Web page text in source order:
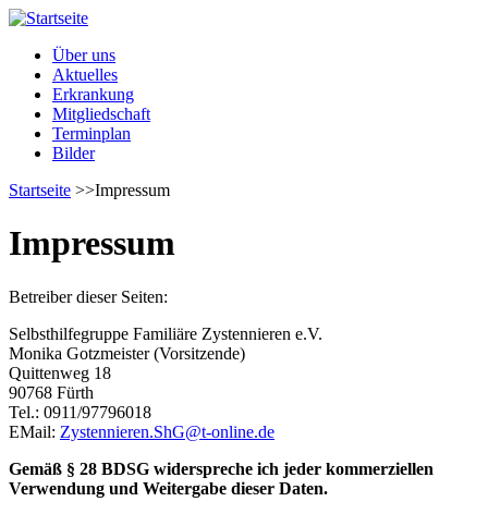
Direkt zum Inhalt
Über uns
Aktuelles
Erkrankung
Mitgliedschaft
Terminplan
Bilder
Startseite >>Impressum
Impressum
Betreiber dieser Seiten:
Selbsthilfegruppe Familiäre Zystennieren e.V.
Monika Gotzmeister (Vorsitzende)
Quittenweg 18
90768 Fürth
Tel.: 0911/97796018
EMail: Zystennieren.ShG@t-online.de
Gemäß § 28 BDSG widerspreche ich jeder kommerziellen
Verwendung und Weitergabe dieser Daten.